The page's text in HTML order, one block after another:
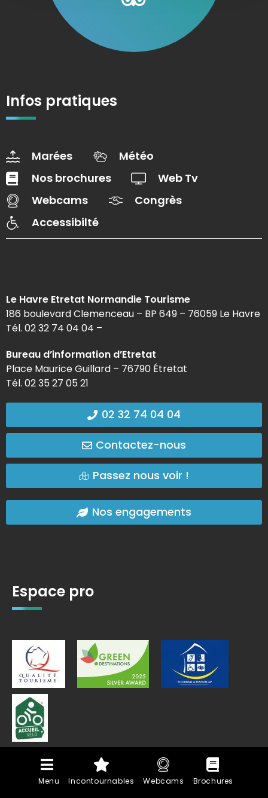
Menu Incontournables Webcams Brochures
Infos pratiques
Marées
Météo
Nos brochures
Web Tv
Webcams
Congrès
Accessibilté
Le Havre Etretat Normandie Tourisme
186 boulevard Clemenceau – BP 649 – 76059 Le Havre
Tél. 02 32 74 04 04 –
Bureau d’information d’Etretat
Place Maurice Guillard – 76790 Étretat
Tél. 02 35 27 05 21
02 32 74 04 04
Contactez-nous
Passez nous voir !
Nos engagements
Espace pro